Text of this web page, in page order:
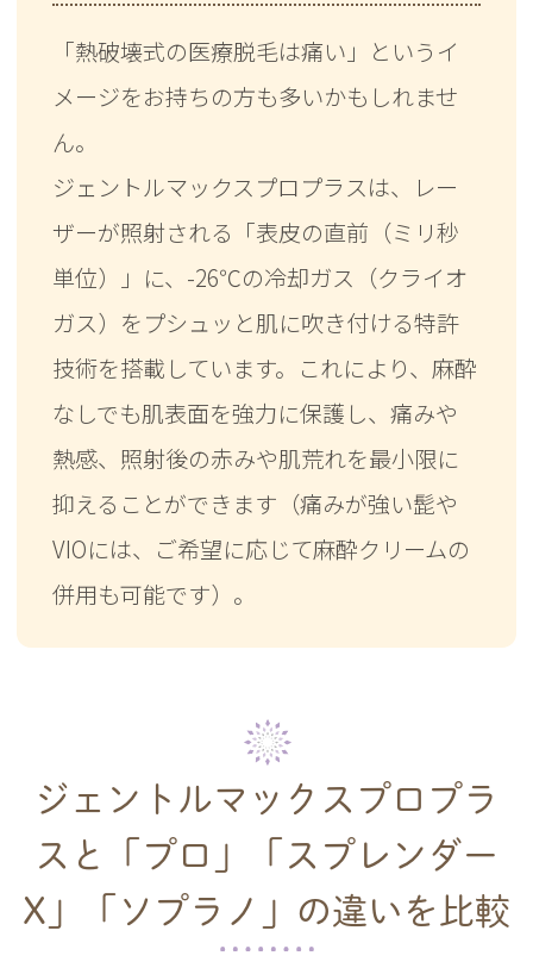
「熱破壊式の医療脱毛は痛い」というイ
メージをお持ちの方も多いかもしれませ
ん。
ジェントルマックスプロプラスは、レー
ザーが照射される「表皮の直前（ミリ秒
単位）」に、-26℃の冷却ガス（クライオ
ガス）をプシュッと肌に吹き付ける特許
技術を搭載しています。これにより、麻酔
なしでも肌表面を強力に保護し、痛みや
熱感、照射後の赤みや肌荒れを最小限に
抑えることができます（痛みが強い髭や
VIOには、ご希望に応じて麻酔クリームの
併用も可能です）。
ジェントルマックスプロプラ
スと
「プロ」「スプレンダー
X」「ソプラノ」の違いを比較